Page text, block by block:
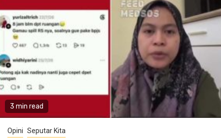
3 min read
Opini Seputar Kita